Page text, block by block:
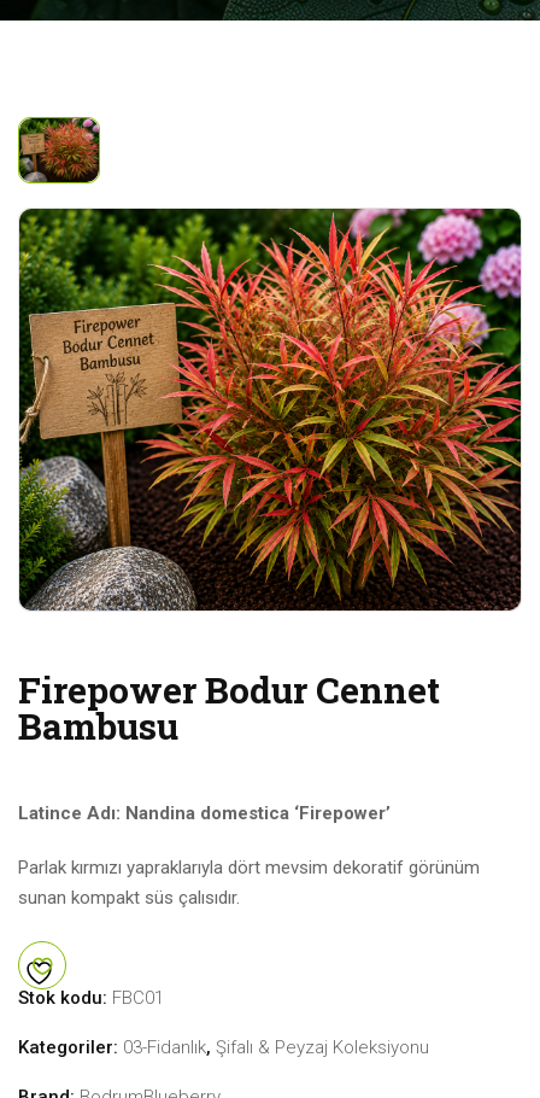
Firepower Bodur Cennet
Bambusu
Latince Adı: Nandina domestica ‘Firepower’
Parlak kırmızı yapraklarıyla dört mevsim dekoratif görünüm
sunan kompakt süs çalısıdır.
Stok kodu: FBC01
Kategoriler: 03-Fidanlık, Şifalı & Peyzaj Koleksiyonu